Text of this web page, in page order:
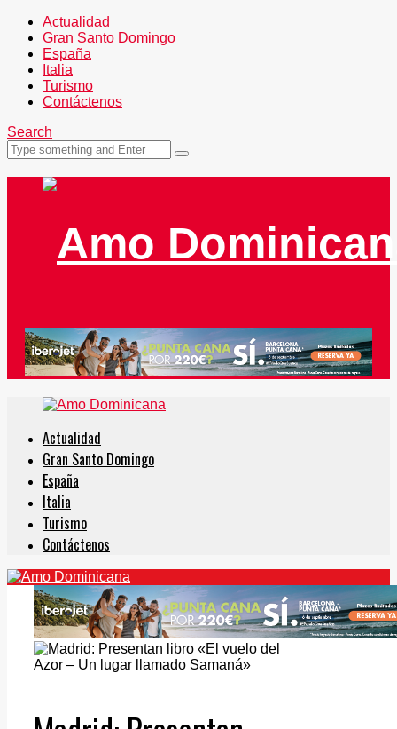
Actualidad
Gran Santo Domingo
España
Italia
Turismo
Contáctenos
Search
Actualidad
Gran Santo Domingo
España
Italia
Turismo
Contáctenos